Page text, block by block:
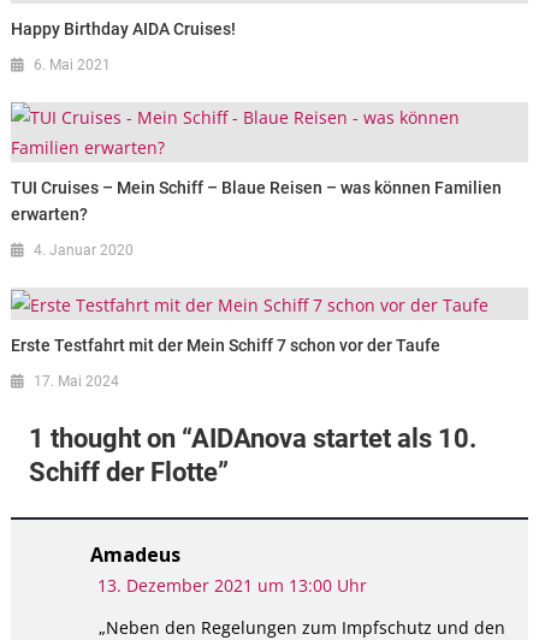
Happy Birthday AIDA Cruises!
6. Mai 2021
TUI Cruises – Mein Schiff – Blaue Reisen – was können Familien
erwarten?
4. Januar 2020
Erste Testfahrt mit der Mein Schiff 7 schon vor der Taufe
17. Mai 2024
1 thought on “AIDAnova startet als 10.
Schiff der Flotte”
Amadeus
13. Dezember 2021 um 13:00 Uhr
„Neben den Regelungen zum Impfschutz und den